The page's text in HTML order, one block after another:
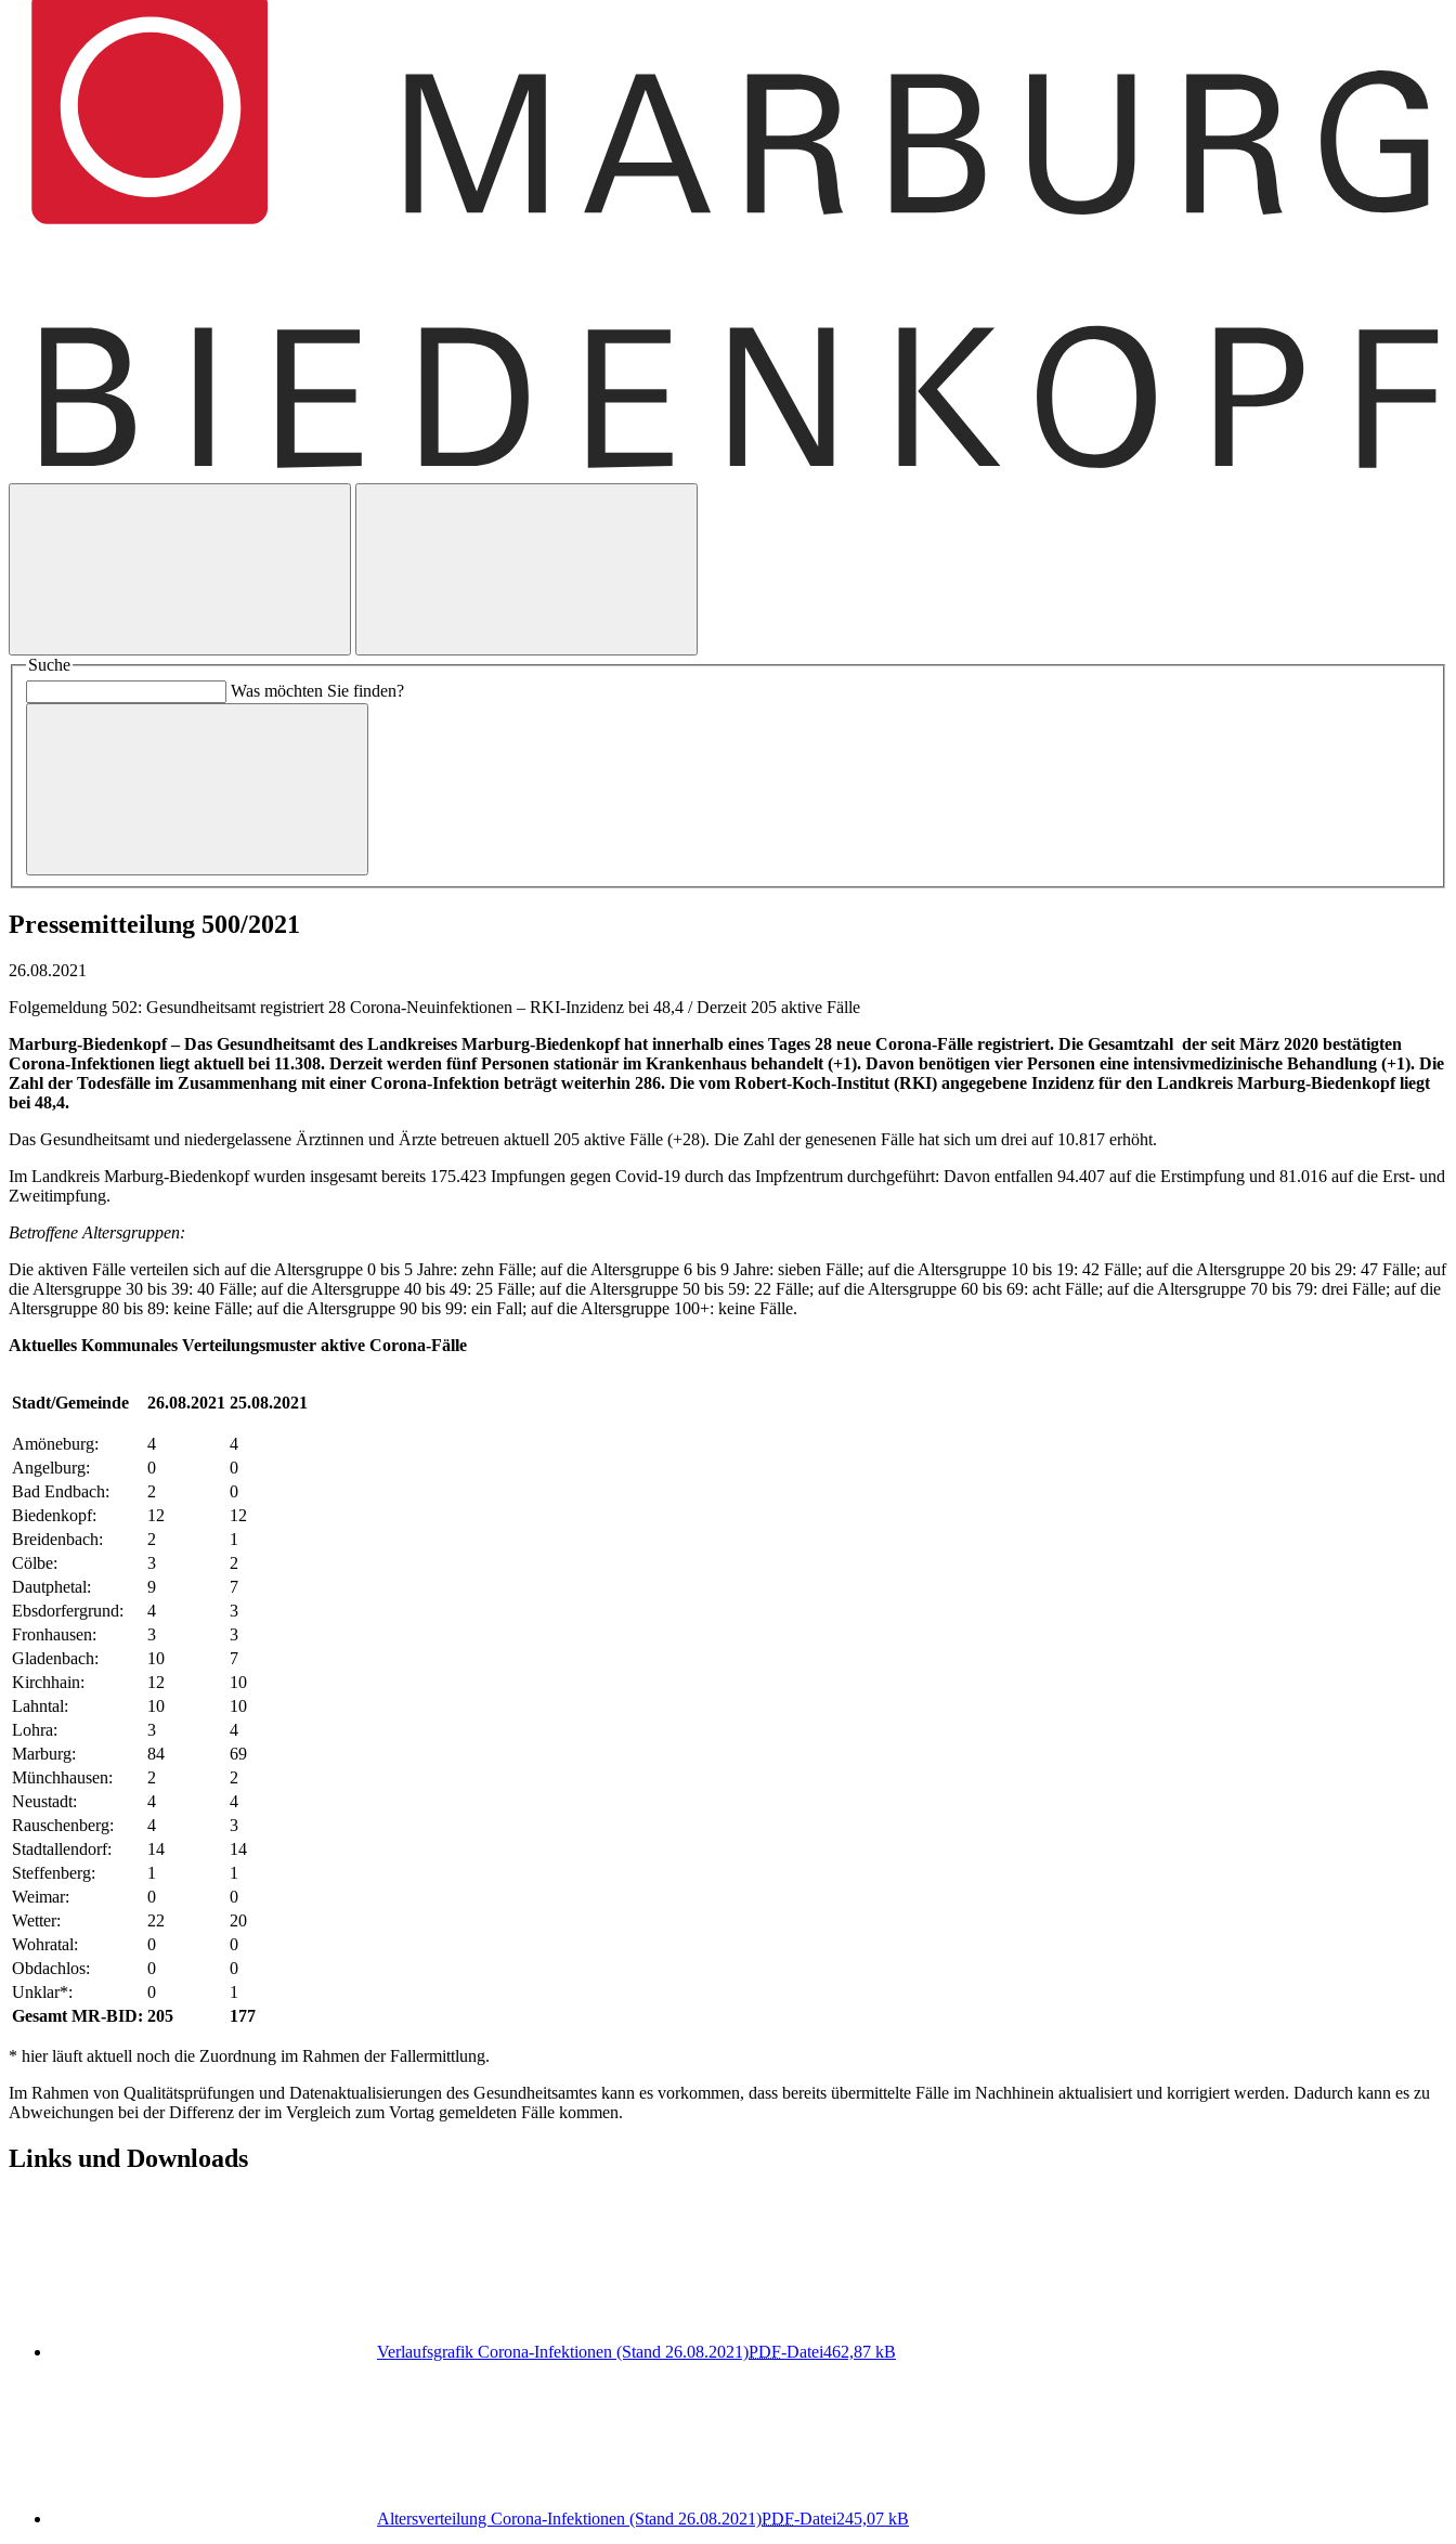
Suche
Was möchten Sie finden?
Pressemitteilung 500/2021
26.08.2021
Folgemeldung 502: Gesundheitsamt registriert 28 Corona-Neuinfektionen – RKI-Inzidenz bei 48,4 / Derzeit 205 aktive Fälle
Marburg-Biedenkopf –Das Gesundheitsamt des Landkreises Marburg-Biedenkopf hat innerhalb eines Tages 28 neue Corona-Fälle registriert. Die Gesamtzahl der seit März 2020 bestätigten
Corona-Infektionen liegt aktuell bei 11.308. Derzeit werden fünf Personen stationär im Krankenhaus behandelt (+1). Davon benötigen vier Personen eine intensivmedizinische Behandlung (+1). Die
Zahl der Todesfälle im Zusammenhang mit einer Corona-Infektion beträgt weiterhin 286. Die vom Robert-Koch-Institut (RKI) angegebene Inzidenz für den Landkreis Marburg-Biedenkopf liegt
bei 48,4.
Das Gesundheitsamt und niedergelassene Ärztinnen und Ärzte betreuen aktuell 205 aktive Fälle (+28). Die Zahl der genesenen Fälle hat sich um drei auf 10.817 erhöht.
Im Landkreis Marburg-Biedenkopf wurden insgesamt bereits 175.423 Impfungen gegen Covid-19 durch das Impfzentrum durchgeführt: Davon entfallen 94.407 auf die Erstimpfung und 81.016 auf die Erst- und
Zweitimpfung.
Betroffene Altersgruppen:
Die aktiven Fälle verteilen sich auf die Altersgruppe 0 bis 5 Jahre: zehn Fälle; auf die Altersgruppe 6 bis 9 Jahre: sieben Fälle; auf die Altersgruppe 10 bis 19: 42 Fälle; auf die Altersgruppe 20 bis 29: 47 Fälle; auf
die Altersgruppe 30 bis 39: 40 Fälle; auf die Altersgruppe 40 bis 49: 25 Fälle; auf die Altersgruppe 50 bis 59: 22 Fälle; auf die Altersgruppe 60 bis 69: acht Fälle; auf die Altersgruppe 70 bis 79: drei Fälle; auf die
Altersgruppe 80 bis 89: keine Fälle; auf die Altersgruppe 90 bis 99: ein Fall; auf die Altersgruppe 100+: keine Fälle.
Aktuelles Kommunales Verteilungsmuster aktive Corona-Fälle
Stadt/Gemeinde 26.08.2021 25.08.2021
Amöneburg: 4
4
Angelburg:
0
0
Bad Endbach:
2
0
Biedenkopf:
12
12
Breidenbach:
2
1
Cölbe:
3
2
Dautphetal:
9
7
Ebsdorfergrund:
4
3
Fronhausen:
3
3
Gladenbach:
10
7
Kirchhain:
12
10
Lahntal:
10
10
Lohra:
3
4
Marburg:
84
69
Münchhausen:
2
2
Neustadt:
4
4
Rauschenberg:
4
3
Stadtallendorf:
14
14
Steffenberg:
1
1
Weimar:
0
0
Wetter:
22
20
Wohratal:
0
0
Obdachlos:
0
0
Unklar*:
0
1
Gesamt MR-BID: 205 177
* hier läuft aktuell noch die Zuordnung im Rahmen der Fallermittlung.
Im Rahmen von Qualitätsprüfungen und Datenaktualisierungen des Gesundheitsamtes kann es vorkommen, dass bereits übermittelte Fälle im Nachhinein aktualisiert und korrigiert werden. Dadurch kann es zu
Abweichungen bei der Differenz der im Vergleich zum Vortag gemeldeten Fälle kommen.
Links und Downloads
Verlaufsgrafik Corona-Infektionen (Stand 26.08.2021)PDF-Datei462,87 kB
Altersverteilung Corona-Infektionen (Stand 26.08.2021)PDF-Datei245,07 kB